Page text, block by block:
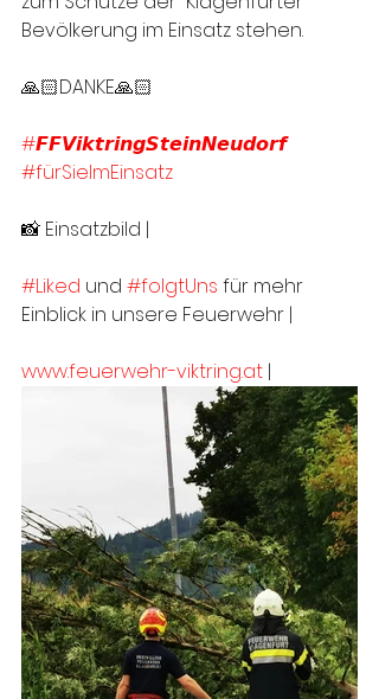
Bevölkerung im Einsatz stehen.
🙏🏻DANKE🙏🏻
#𝙁𝙁𝙑𝙞𝙠𝙩𝙧𝙞𝙣𝙜𝙎𝙩𝙚𝙞𝙣𝙉𝙚𝙪𝙙𝙤𝙧𝙛
#fürSieImEinsatz
📸 Einsatzbild |
#Liked und #folgtUns für mehr
Einblick in unsere Feuerwehr |
www.feuerwehr-viktring.at |